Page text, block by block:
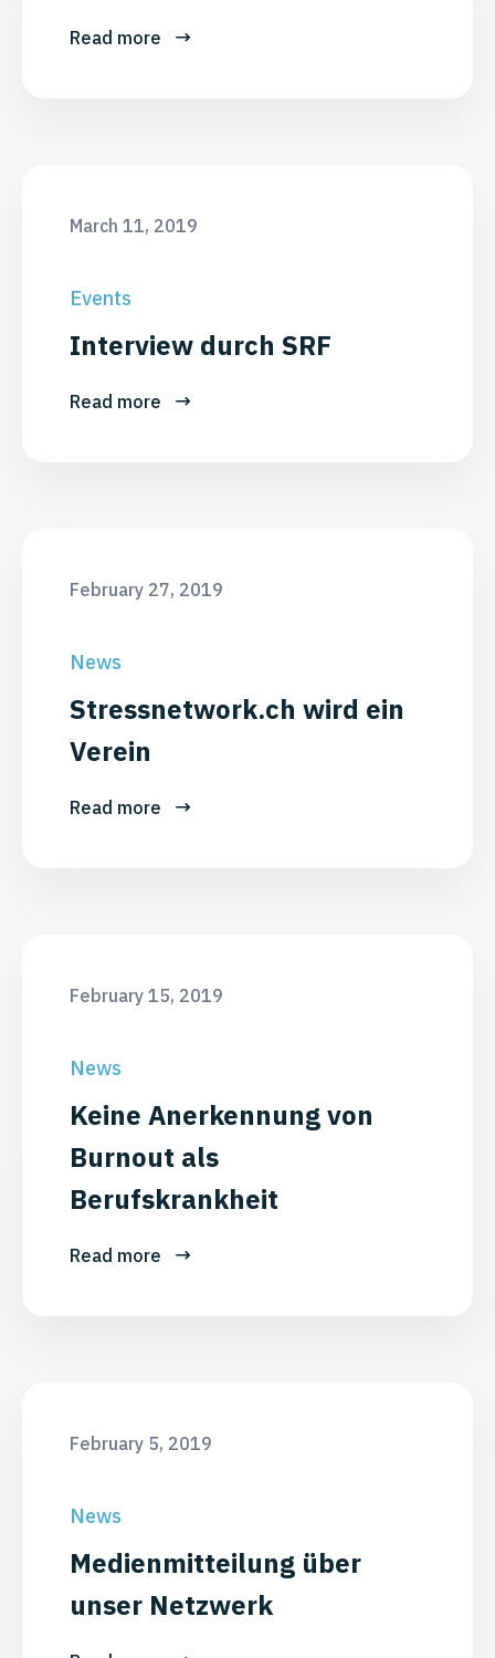
Read more
March 11, 2019
Events
Interview durch SRF
Read more
February 27, 2019
News
Stressnetwork.ch wird ein
Verein
Read more
February 15, 2019
News
Keine Anerkennung von
Burnout als
Berufskrankheit
Read more
February 5, 2019
News
Medienmitteilung über
unser Netzwerk